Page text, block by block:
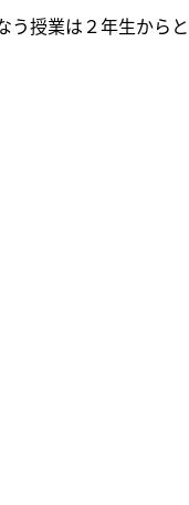
授業は２年生から